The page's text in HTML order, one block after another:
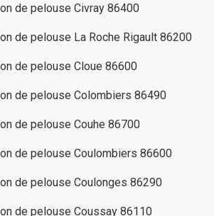
de pelouse Civray 86400
de pelouse La Roche Rigault 86200
de pelouse Cloue 86600
de pelouse Colombiers 86490
de pelouse Couhe 86700
de pelouse Coulombiers 86600
de pelouse Coulonges 86290
de pelouse Coussay 86110